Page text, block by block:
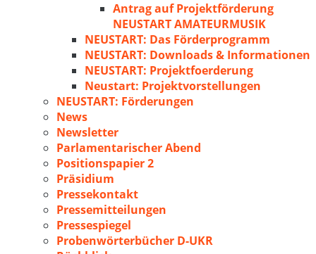
Antrag auf Projektförderung
NEUSTART AMATEURMUSIK
NEUSTART: Das Förderprogramm
NEUSTART: Downloads & Informationen
NEUSTART: Projektfoerderung
Neustart: Projektvorstellungen
NEUSTART: Förderungen
News
Newsletter
Parlamentarischer Abend
Positionspapier 2
Präsidium
Pressekontakt
Pressemitteilungen
Pressespiegel
Probenwörterbücher D-UKR